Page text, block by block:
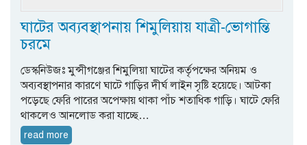
ঘাটের অব্যবস্থাপনায় শিমুলিয়ায় যাত্রী-ভোগান্তি
চরমে
ডেস্কনিউজঃ মুন্সীগঞ্জের শিমুলিয়া ঘাটের কর্তৃপক্ষের অনিয়ম ও
অব্যবস্থাপনার কারণে ঘাটে গাড়ির দীর্ঘ লাইন সৃষ্টি হয়েছে। আটকা
পড়েছে ফেরি পারের অপেক্ষায় থাকা পাঁচ শতাধিক গাড়ি। ঘাটে ফেরি
থাকলেও আনলোড করা যাচ্ছে…
read more